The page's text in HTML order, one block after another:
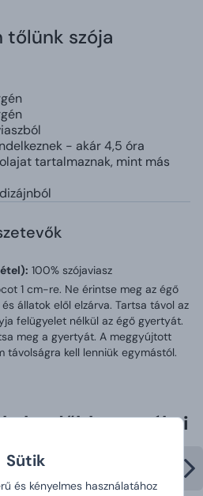
Sütik
és kényelmes használatához
tőlünk szója
- akár 4,5 óra
tartalmaznak, mint más
100% szójaviasz
1 cm-re. Ne érintse meg az égő
állatok elől elzárva. Tartsa távol az
felügyelet nélkül az égő gyertyát.
meg a gyertyát. A meggyújtott
távolságra kell lenniük egymástól.
termékei